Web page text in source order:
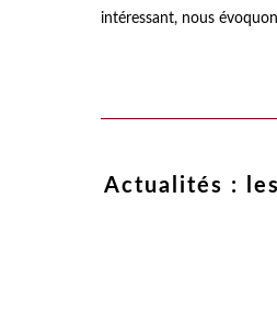
intéressant, nous
Actualités :